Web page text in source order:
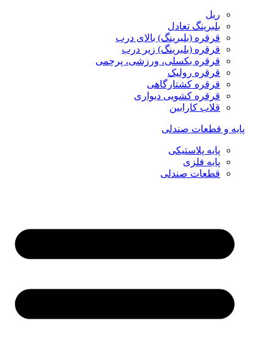
ریل
بلبرینگ تعادل
قرقره (بلبرینگ) بالای درب
قرقره (بلبرینگ) زیر درب
قرقره بکسلی، ورزشی، پرچمی
قرقره رولیک
قرقره کشتارگاهی
قرقره کشویی دیواری
قلاب کارابین
پایه و قطعات صندلی
پایه پلاستیکی
پایه فلزی
قطعات صندلی